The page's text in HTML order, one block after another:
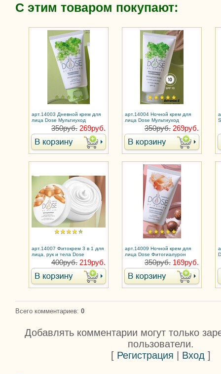
С этим товаром покупают:
арт.14003 Дневной крем для
лица Dose Мультиуход
350руб. 269руб.
арт.14004 Ночной крем для
лица Dose Мультиуход
350руб. 269руб.
арт.14007 Фитокрем 3 в 1 для
лица, рук и тела Dose
Фитоцерамиды
400руб. 219руб.
арт.14009 Ночной крем для
лица Dose Фитогиалурон
350руб. 169руб.
Всего комментариев: 0
Добавлять комментарии могут только
пользователи.
[ Регистрация Вход ]